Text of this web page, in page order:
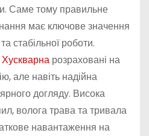
Саме тому правильне
має ключове значення
стабільної роботи.
Хускварна розраховані на
але навіть надійна
догляду. Висока
волога трава та тривала
навантаження на